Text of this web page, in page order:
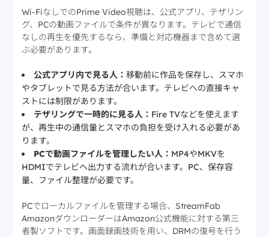
Wi-FiなしでのPrime Video視聴は、公式アプリ、テザリン
グ、PCの動画ファイルで条件が異なります。テレビで通信
なしの再生を優先するなら、準備と対応機器まで含めて選
ぶ必要があります。
公式アプリ内で見る人：移動前に作品を保存し、スマホ
やタブレットで見る方法が合います。テレビへの直接キャ
ストには制限があります。
テザリングで一時的に見る人： Fire TVなどを使えます
が、再生中の通信量とスマホの負担を受け入れる必要があ
ります。
PCで動画ファイルを管理したい人： MP4やMKVを
HDMIでテレビへ出力する流れが合います。PC、保存容
量、ファイル整理が必要です。
PCでローカルファイルを管理する場合、StreamFab
AmazonダウンローダーはAmazon公式機能に対する第三
者製ソフトです。画面録画技術を用い、DRMの復号を行う